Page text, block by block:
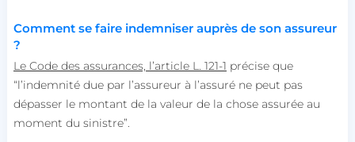
Comment se faire indemniser auprès de son assureur
?
Le Code des assurances, l’article L. 121-1 précise que
“l’indemnité due par l’assureur à l’assuré ne peut pas
dépasser le montant de la valeur de la chose assurée au
moment du sinistre”.